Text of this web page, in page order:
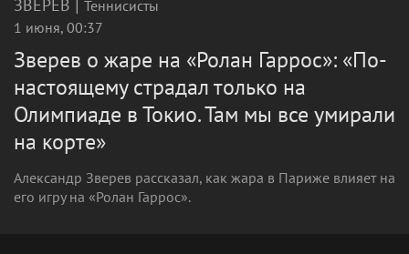
ЗВЕРЕВ
Теннисисты
1 июня, 00:37
Зверев о жаре на «Ролан Гаррос»: «По-
настоящему страдал только на
Олимпиаде в Токио. Там мы все умирали
на корте»
Александр Зверев рассказал, как жара в Париже влияет на
его игру на «Ролан Гаррос».